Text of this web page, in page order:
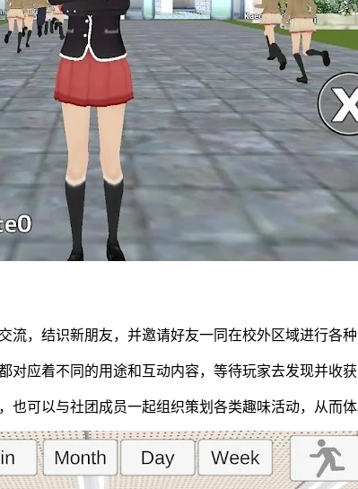
，结识新朋友，并邀请好友一同在校外区域进行各种
应着不同的用途和互动内容，等待玩家去发现并收获
可以与社团成员一起组织策划各类趣味活动，从而